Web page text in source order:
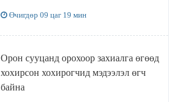
Өчигдөр 09 цаг 19 мин
Орон сууцанд орохоор захиалга өгөөд
хохирсон хохирогчид мэдээлэл өгч
байна